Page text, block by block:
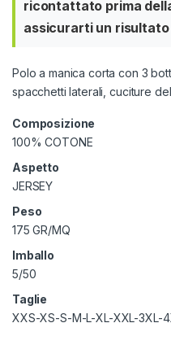
ricontattato prima
assicurarti un
Polo a manica corta con 3
spacchetti laterali, cuciture
Composizione
100% COTONE
Aspetto
JERSEY
Peso
175 GR/MQ
Imballo
5/50
Taglie
XXS-XS-S-M-L-XL-XXL-3XL-